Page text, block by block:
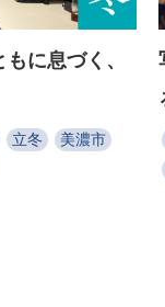
に息づく、
立冬
美濃市